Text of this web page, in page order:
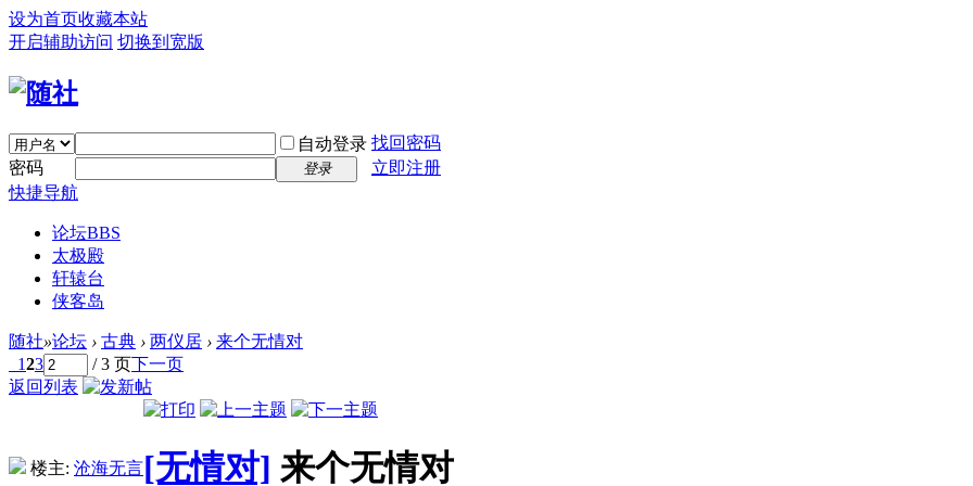
设为首页收藏本站
开启辅助访问 切换到宽版
自动登录 找回密码
密码
登录
立即注册
快捷导航
论坛BBS
太极殿
轩辕台
侠客岛
随社»论坛 › 古典 › 两仪居 › 来个无情对
123 / 3 页下一页
返回列表
楼主: 沧海无言[无情对] 来个无情对